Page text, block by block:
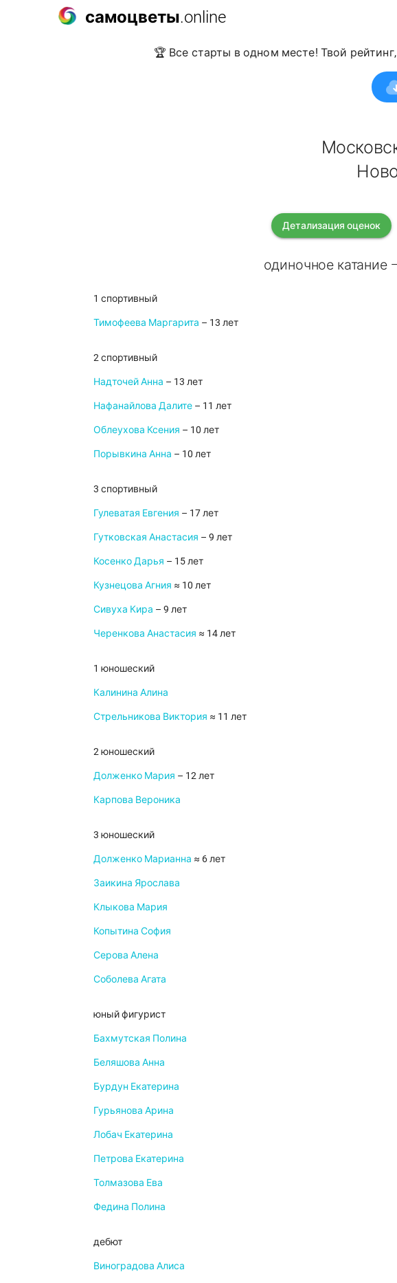
самоцветы.online
🏆 Все старты в одном месте! Твой
Детализация оценок
одиночное
1 спортивный
Тимофеева Маргарита – 13 лет
2 спортивный
Надточей Анна – 13 лет
Нафанайлова Далите – 11 лет
Облеухова Ксения – 10 лет
Порывкина Анна – 10 лет
3 спортивный
Гулеватая Евгения – 17 лет
Гутковская Анастасия – 9 лет
Косенко Дарья – 15 лет
Кузнецова Агния ≈ 10 лет
Сивуха Кира – 9 лет
Черенкова Анастасия ≈ 14 лет
1 юношеский
Калинина Алина
Стрельникова Виктория ≈ 11 лет
2 юношеский
Долженко Мария – 12 лет
Карпова Вероника
3 юношеский
Долженко Марианна ≈ 6 лет
Заикина Ярослава
Клыкова Мария
Копытина София
Серова Алена
Соболева Агата
юный фигурист
Бахмутская Полина
Беляшова Анна
Бурдун Екатерина
Гурьянова Арина
Лобач Екатерина
Петрова Екатерина
Толмазова Ева
Федина Полина
дебют
Виноградова Алиса